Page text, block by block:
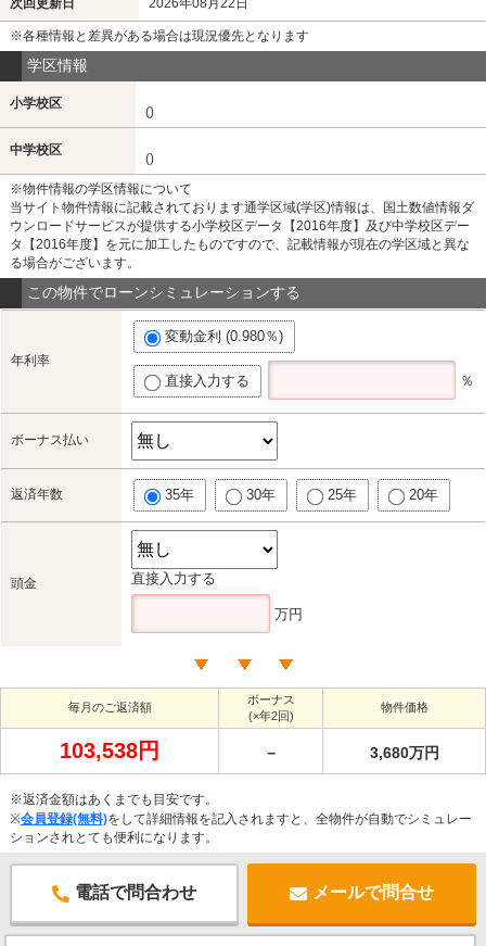
次回更新日 2026年08月22日
※各種情報と差異がある場合は現況優先となります
学区情報
小学校区
()
中学校区
()
※物件情報の学区情報について
当サイト物件情報に記載されております通学区域(学区)情報は、国土数値情報ダ
ウンロードサービスが提供する小学校区データ【2016年度】及び中学校区デー
タ【2016年度】を元に加工したものですので、記載情報が現在の学区域と異な
る場合がございます。
この物件でローンシミュレーションする
年利率
変動金利 (0.980％)
直接入力する ％
ボーナス払い
返済年数 35年 30年 25年 20年
頭金 直接入力する
万円
毎月のご返済額
ボーナス
(×年2回)
物件価格
103,538円 － 3,680万円
※返済金額はあくまでも目安です。
※会員登録(無料)をして詳細情報を記入されますと、全物件が自動でシミュレー
ションされとても便利になります。
電話で問合わせ メールで問合せ